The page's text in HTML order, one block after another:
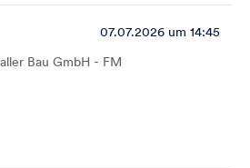
07.07.2026 um 14:45
Bau GmbH - FM